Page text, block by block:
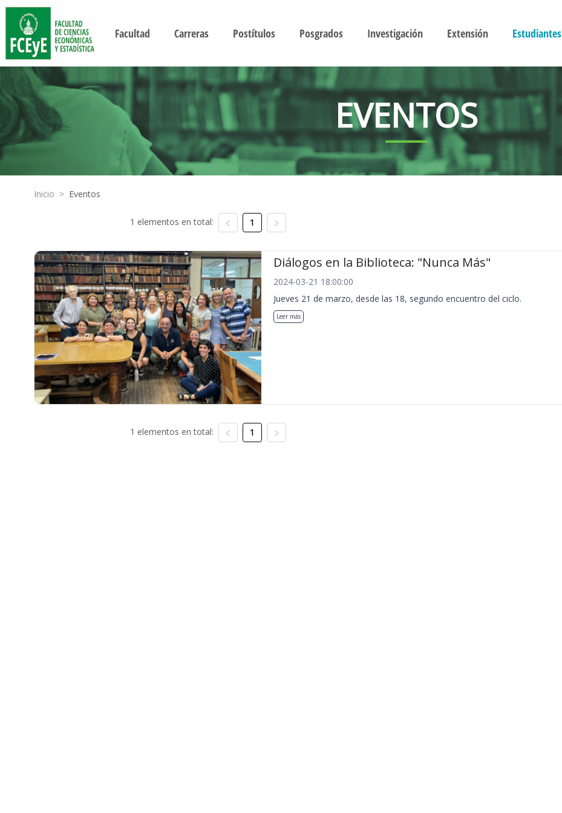
Facultad Carreras Postítulos Posgrados Investigación Extensión Estudiantes
EVENTOS
Inicio > Eventos
1 elementos en total: 1
Diálogos en la Biblioteca: "Nunca Más"
2024-03-21 18:00:00
Jueves 21 de marzo, desde las 18, segundo encuentro del ciclo.
Leer más
1 elementos en total: 1